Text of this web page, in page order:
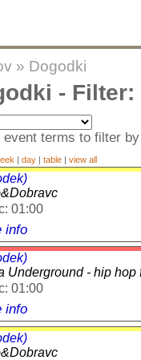
» Dogodki
- Filter:
event terms to filter by
| day | table | view all
01:00
info
Underground - hip hop
01:00
info